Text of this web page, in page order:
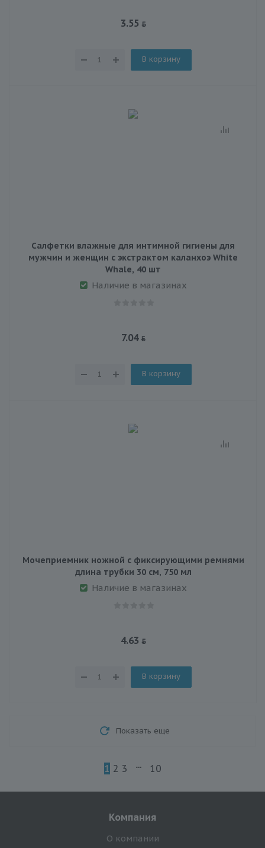
3.55
В корзину
Салфетки влажные для интимной гигиены для
мужчин и женщин с экстрактом каланхоэ White
Whale, 40 шт
Наличие в магазинах
7.04
В корзину
Мочеприемник ножной с фиксирующими ремнями
длина трубки 30 см, 750 мл
Наличие в магазинах
4.63
В корзину
Показать еще
1 2 3 10
Компания
О компании